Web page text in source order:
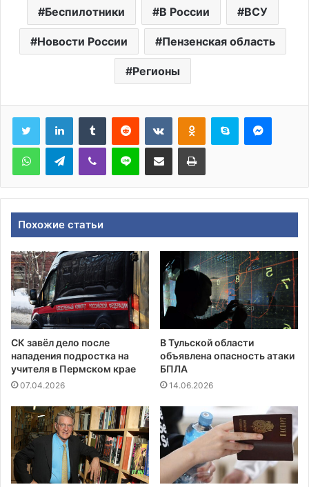
Беспилотники В России ВСУ
Новости России Пензенская область
Регионы
Tumblr Reddit ВконтактеОдноклассники
Skype
WhatsAppTelegramViber Line Поделиться через электронную почту Печатать
Похожие статьи
СК завёл дело после
нападения подростка на
учителя в Пермском крае
07.04.2026
В Тульской области
объявлена опасность атаки
БПЛА
14.06.2026